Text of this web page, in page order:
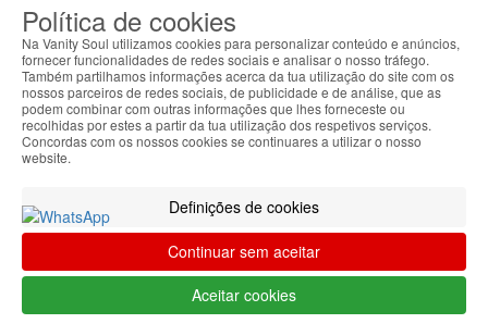
Ver
todos
Ámbar
Báltico
Músculos
Bienestar
Diario
Circulación
Política de cookies
Na Vanity Soul utilizamos cookies para personalizar conteúdo e anúncios,
fornecer funcionalidades de redes sociais e analisar o nosso tráfego.
Também partilhamos informações acerca da tua utilização do site com os
nossos parceiros de redes sociais, de publicidade e de análise, que as
podem combinar com outras informações que lhes forneceste ou
recolhidas por estes a partir da tua utilização dos respetivos serviços.
Concordas com os nossos cookies se continuares a utilizar o nosso
website.
Definições de cookies
Continuar sem aceitar
Aceitar cookies